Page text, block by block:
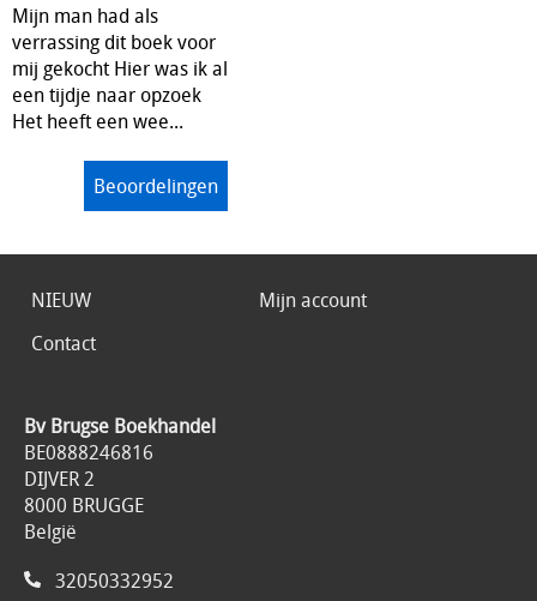
Mijn man had als
verrassing dit boek voor
mij gekocht Hier was ik al
een tijdje naar opzoek
Het heeft een wee...
Beoordelingen
NIEUW
Mijn account
Contact
Bv Brugse Boekhandel
BE0888246816
DIJVER 2
8000 BRUGGE
België
32050332952